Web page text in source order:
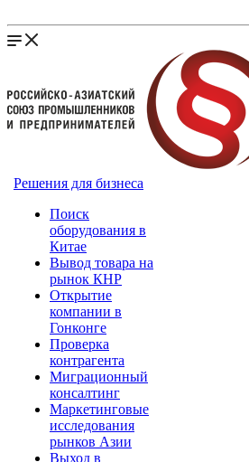
Решения для бизнеса
Поиск
оборудования в
Китае
Вывод товара на
рынок КНР
Открытие
компании в
Гонконге
Проверка
контрагента
Миграционный
консалтинг
Маркетинговые
исследования
рынков Азии
Выход в